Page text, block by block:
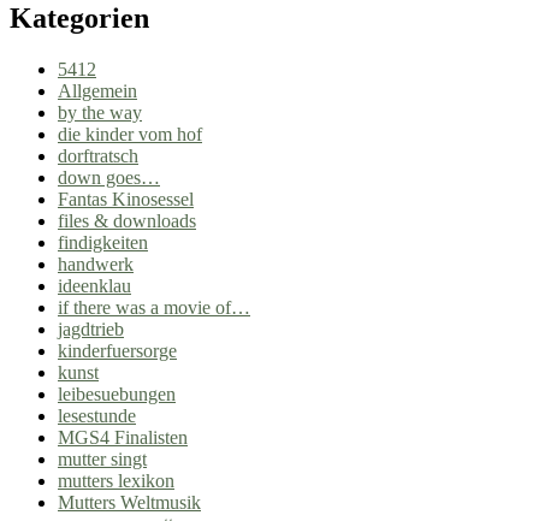
Kategorien
5412
Allgemein
by the way
die kinder vom hof
dorftratsch
down goes…
Fantas Kinosessel
files & downloads
findigkeiten
handwerk
ideenklau
if there was a movie of…
jagdtrieb
kinderfuersorge
kunst
leibesuebungen
lesestunde
MGS4 Finalisten
mutter singt
mutters lexikon
Mutters Weltmusik